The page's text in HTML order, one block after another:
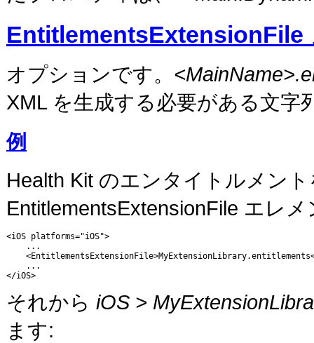
EntitlementsExtensionFile
オプションです。
XML を生成する必要がある文字
例
Health Kit のエンタイトルメン
EntitlementsExtensionFile エレ
<iOS platforms="iOS">
    ...
    ...
</iOS>
それから iOS >
ます: